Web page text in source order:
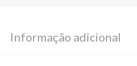
Informação adicional